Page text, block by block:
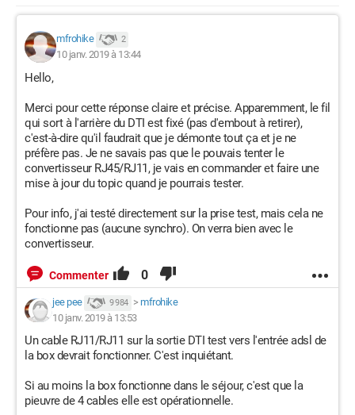
En soit, tout marche bien, exemple : je branche l'un de ces
brancher ma Livebox avec un câble RJ11 directement sur la
prise réseau située dans le séjour, ma Livebox se synchronise,
tout va bien.
Mais je ne vois pas comment distribuer Internet dans toutes
les autres pièces, car, et c'est bien là le problème, je ne peux
boîtier DTI. Le RJ11 sur une prise RJ45, ça passe, mais pas
l'inverse. J'aurais ensuite utilisé des câbles RJ45 entre la
Livebox et les prises de chaque pièce présentes sur le boîtier
DTI. Je ne sais pas si c'est très clair.
J'ai essayé de brancher la Livebox directement sur la prise
DTI, aucune synchronisation n'est faite.
Merci pour votre aide :-)
mfrohike 2
10 janv. 2019 à 13:44
Hello,
Merci pour cette réponse claire et précise. Apparemment, le fil
qui sort à l'arrière du DTI est fixé (pas d'embout à retirer),
c'est-à-dire qu'il faudrait que je démonte tout ça et je ne
préfère pas. Je ne savais pas que le pouvais tenter le
convertisseur RJ45/RJ11, je vais en commander et faire une
mise à jour du topic quand je pourrais tester.
Pour info, j'ai testé directement sur la prise test, mais cela ne
fonctionne pas (aucune synchro). On verra bien avec le
convertisseur.
Commenter 0
jee pee 9 984 > mfrohike
10 janv. 2019 à 13:53
Un cable RJ11/RJ11 sur la sortie DTI test vers l'entrée adsl de
la box devrait fonctionner. C'est inquiétant.
Si au moins la box fonctionne dans le séjour, c'est que la
pieuvre de 4 cables elle est opérationnelle.